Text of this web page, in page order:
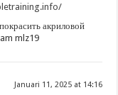
акриловой
mlz19
Januari 11, 2025 at 14:16